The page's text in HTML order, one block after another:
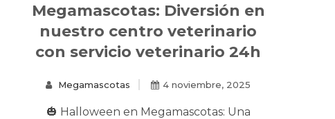
Megamascotas: Diversión en
nuestro centro veterinario
con servicio veterinario 24h
Megamascotas 4 noviembre, 2025
🎃 Halloween en Megamascotas: Una